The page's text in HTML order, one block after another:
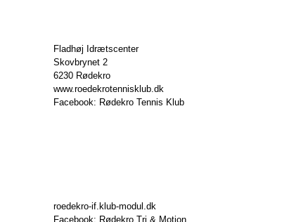
Fladhøj Idrætscenter
Skovbrynet 2
6230 Rødekro
www.roedekrotennisklub.dk
Facebook: Rødekro Tennis Klub
roedekro-if.klub-modul.dk
Facebook: Rødekro Tri & Motion